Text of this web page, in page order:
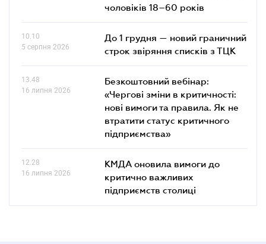
чоловіків 18–60 років
10.10
5 серпня 2026
До 1 грудня — новий граничний
строк звіряння списків з ТЦК
13.48
16 липня 2026
Безкоштовний вебінар:
«Чергові зміни в критичності:
нові вимоги та правила. Як не
втратити статус критичного
підприємства»
12.28
16 липня 2026
КМДА оновила вимоги до
критично важливих
підприємств столиці